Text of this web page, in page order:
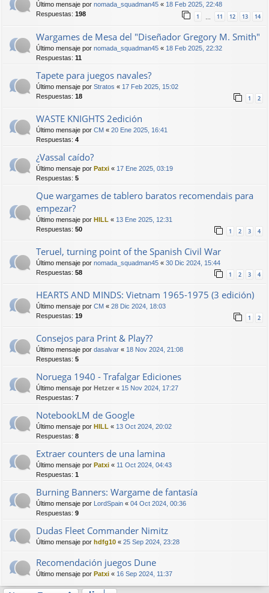
Último mensaje por nomada_squadman45 « 18 Feb 2025, 22:48
Respuestas: 198 1 11 12 13 14
Wargames de Mesa del "Diseñador Gregory M. Smith"
Último mensaje por nomada_squadman45 « 18 Feb 2025, 22:32
Respuestas: 11
Tapete para juegos navales?
Último mensaje por Stratos « 17 Feb 2025, 15:02
Respuestas: 18 1 2
WASTE KNIGHTS 2edición
Último mensaje por CM « 20 Ene 2025, 16:41
Respuestas: 4
¿Vassal caído?
Último mensaje por Patxi « 17 Ene 2025, 03:19
Respuestas: 5
Que wargames de tablero baratos recomendais para
empezar?
Último mensaje por HILL « 13 Ene 2025, 12:31
Respuestas: 50 1 2 3 4
Teruel, turning point of the Spanish Civil War
Último mensaje por nomada_squadman45 « 30 Dic 2024, 15:44
Respuestas: 58 1 2 3 4
HEARTS AND MINDS: Vietnam 1965-1975 (3 edición)
Último mensaje por CM « 28 Dic 2024, 18:03
Respuestas: 19 1 2
Consejos para Print & Play??
Último mensaje por dasalvar « 18 Nov 2024, 21:08
Respuestas: 5
Noruega 1940 - Trafalgar Ediciones
Último mensaje por Hetzer « 15 Nov 2024, 17:27
Respuestas: 7
NotebookLM de Google
Último mensaje por HILL « 13 Oct 2024, 20:02
Respuestas: 8
Extraer counters de una lamina
Último mensaje por Patxi « 11 Oct 2024, 04:43
Respuestas: 1
Burning Banners: Wargame de fantasía
Último mensaje por LordSpain « 04 Oct 2024, 00:36
Respuestas: 9
Dudas Fleet Commander Nimitz
Último mensaje por hdfg10 « 25 Sep 2024, 23:28
Recomendación juegos Dune
Último mensaje por Patxi « 16 Sep 2024, 11:37